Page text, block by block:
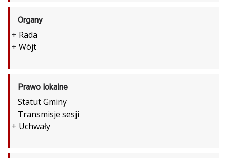
Organy
+ Rada
+ Wójt
Prawo lokalne
Statut Gminy
Transmisje sesji
+ Uchwały